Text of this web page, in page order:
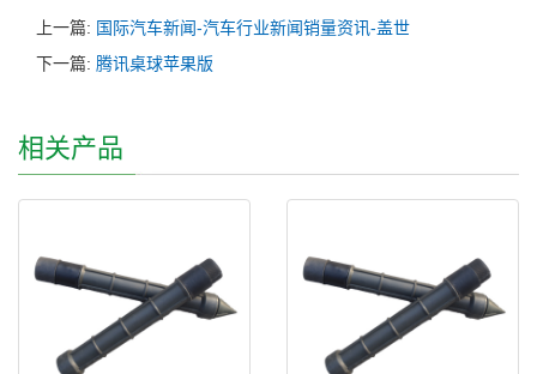
上一篇: 国际汽车新闻-汽车行业新闻销量资讯-盖世
下一篇: 腾讯桌球苹果版
相关产品